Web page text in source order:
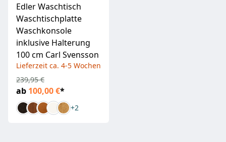
Edler Waschtisch
Waschtischplatte
Waschkonsole
inklusive Halterung
100 cm Carl Svensson
Lieferzeit ca. 4-5 Wochen
ab 100,00 €*
239,95 €
+2